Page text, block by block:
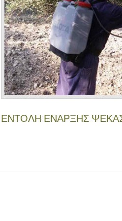
ΕΝΤΟΛΗ ΕΝΑΡΞΗΣ